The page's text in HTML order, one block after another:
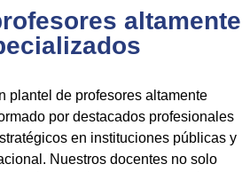
altamente
plantel de profesores altamente
por destacados profesionales
en instituciones públicas y
Nuestros docentes no solo